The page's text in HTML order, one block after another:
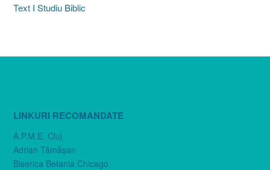
Text I Studiu Biblic
LINKURI RECOMANDATE
A.P.M.E. Cluj
Adrian Tămăşan
Biserica Betania Chicago